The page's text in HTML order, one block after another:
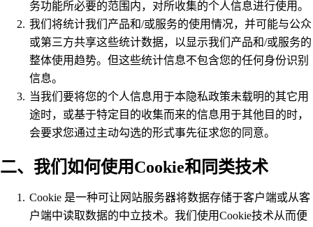
务功能所必要的范围内，对所收集的个人信息进行使用。
我们将统计我们产品和/或服务的使用情况，并可能与公众
或第三方共享这些统计数据，以显示我们产品和/或服务的
整体使用趋势。但这些统计信息不包含您的任何身份识别
信息。
当我们要将您的个人信息用于本隐私政策未载明的其它用
途时，或基于特定目的收集而来的信息用于其他目的时，
会要求您通过主动勾选的形式事先征求您的同意。
二、我们如何使用Cookie和同类技术
Cookie 是一种可让网站服务器将数据存储于客户端或从客
户端中读取数据的中立技术。我们使用Cookie技术从而便